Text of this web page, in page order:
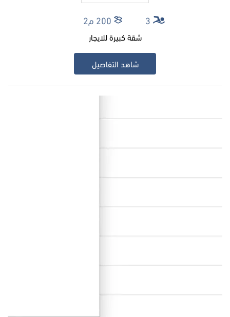
3 200 م2
شقة كبيرة للايجار
شاهد التفاصيل